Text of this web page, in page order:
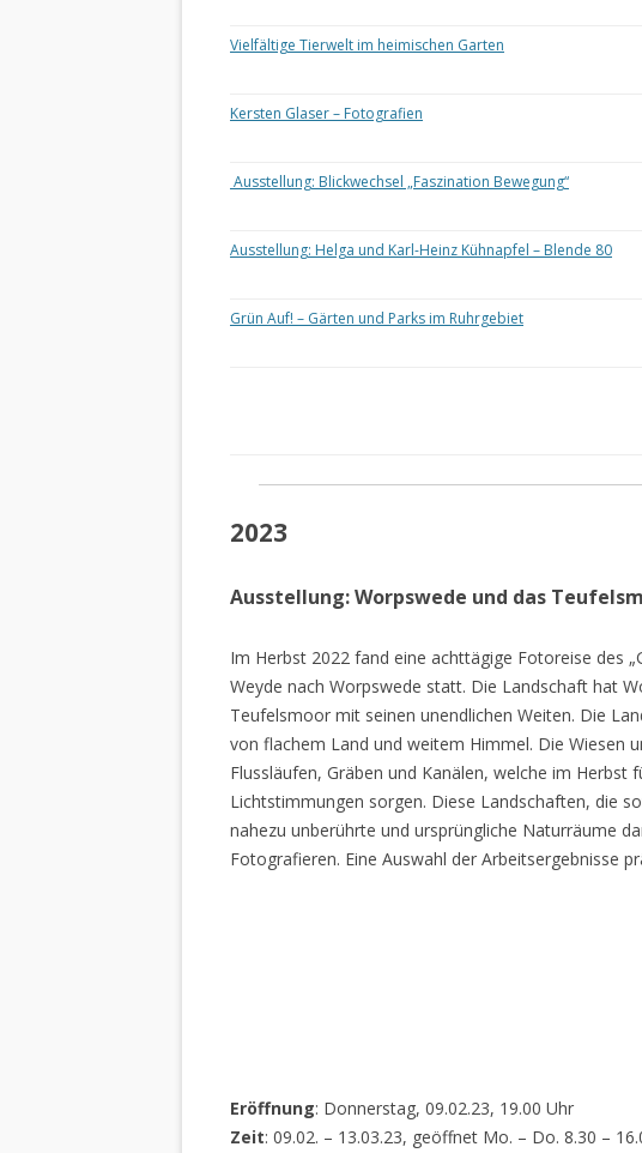
Vielfältige Tierwelt im heimischen Garten
Kersten Glaser – Fotografien
Ausstellung: Blickwechsel „Faszination Bewegung“
Ausstellung: Helga und Karl-Heinz Kühnapfel – Blende 80
Grün Auf! – Gärten und Parks im Ruhrgebiet
2023
Ausstellung: Worpswede und das
Im Herbst 2022 fand eine achttägige Fotoreise des
Weyde nach Worpswede statt. Die Landschaft hat
Teufelsmoor mit seinen unendlichen Weiten. Die
von flachem Land und weitem Himmel. Die Wiesen
Flussläufen, Gräben und Kanälen, welche im Herbst
Lichtstimmungen sorgen. Diese Landschaften, die
nahezu unberührte und ursprüngliche Naturräume
Fotografieren. Eine Auswahl der Arbeitsergebnisse
Eröffnung: Donnerstag, 09.02.23, 19.00 Uhr
Zeit: 09.02. – 13.03.23, geöffnet Mo. – Do. 8.30 –